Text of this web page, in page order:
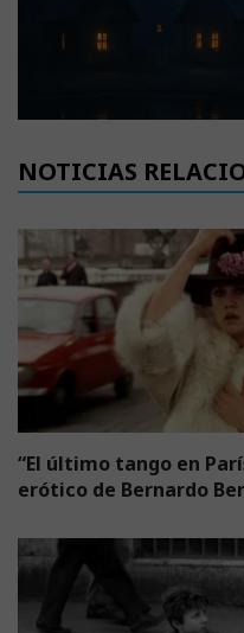
NOTICIAS
“El último tango en
erótico de Bernardo